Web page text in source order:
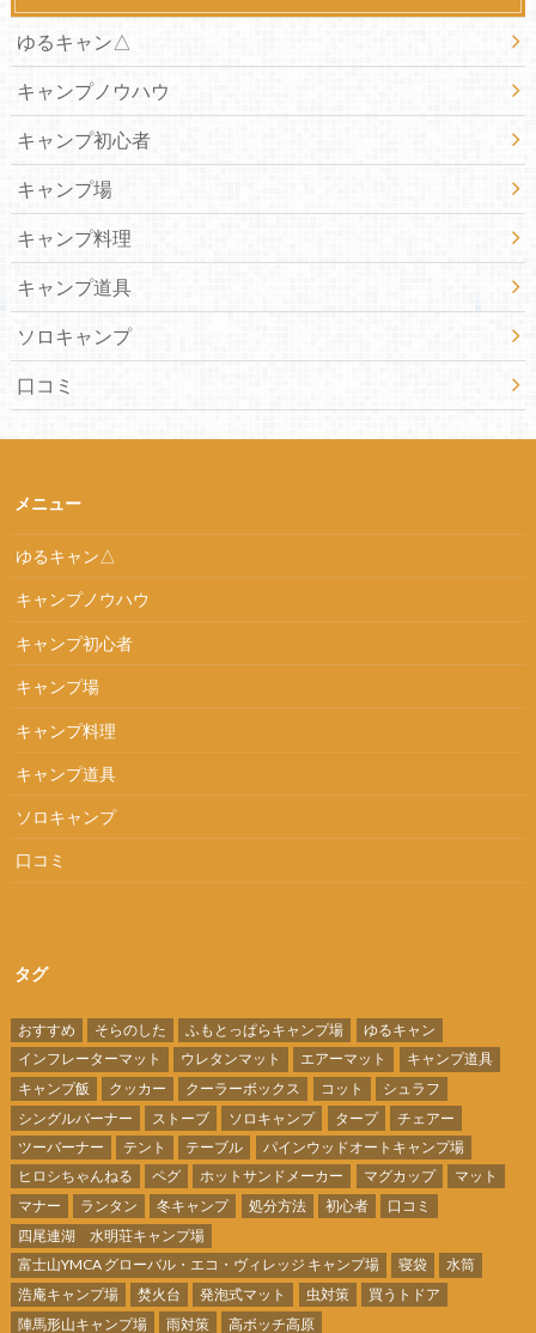
ゆるキャン△
キャンプノウハウ
キャンプ初心者
キャンプ場
キャンプ料理
キャンプ道具
ソロキャンプ
口コミ
メニュー
ゆるキャン△
キャンプノウハウ
キャンプ初心者
キャンプ場
キャンプ料理
キャンプ道具
ソロキャンプ
口コミ
タグ
おすすめ そらのした ふもとっぱらキャンプ場
ゆるキャン
インフレーターマット
ウレタンマット エアーマット
キャンプ道具
キャンプ飯
クッカー クーラーボックス コット
シュラフ
シングルバーナー
ストーブ ソロキャンプ タープ
チェアー
ツーバーナー
テント テーブル
パインウッドオートキャンプ場
ヒロシちゃんねる
ペグ ホットサンドメーカー マグカップ
マット
マナー
ランタン 冬キャンプ 処分方法 初心者
口コミ
四尾連湖 水明荘キャンプ場
富士山YMCA グローバル・エコ・ヴィレッジ キャンプ場
寝袋
水筒
浩庵キャンプ場
焚火台 発泡式マット 虫対策
買うトドア
陣馬形山キャンプ場
雨対策 高ボッチ高原